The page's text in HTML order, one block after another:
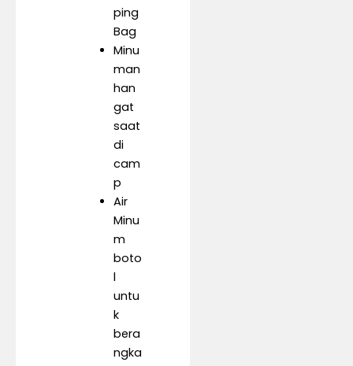
ping
Bag
Minu
man
han
gat
saat
di
cam
p
Air
Minu
m
boto
l
untu
k
bera
ngka